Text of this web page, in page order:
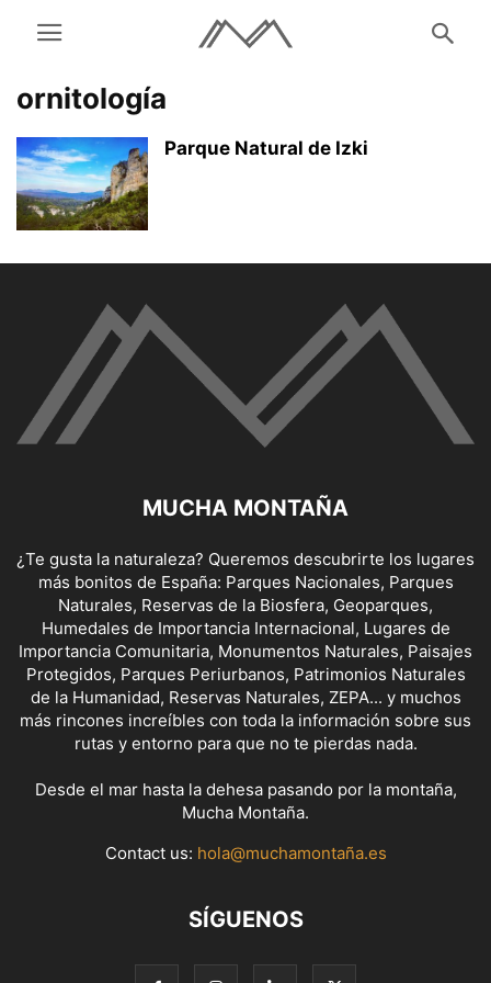
ornitología
Parque Natural de Izki
MUCHA MONTAÑA
¿Te gusta la naturaleza? Queremos descubrirte los lugares
más bonitos de España: Parques Nacionales, Parques
Naturales, Reservas de la Biosfera, Geoparques,
Humedales de Importancia Internacional, Lugares de
Importancia Comunitaria, Monumentos Naturales, Paisajes
Protegidos, Parques Periurbanos, Patrimonios Naturales
de la Humanidad, Reservas Naturales, ZEPA... y muchos
más rincones increíbles con toda la información sobre sus
rutas y entorno para que no te pierdas nada.
Desde el mar hasta la dehesa pasando por la montaña,
Mucha Montaña.
Contact us: hola@muchamontaña.es
SÍGUENOS